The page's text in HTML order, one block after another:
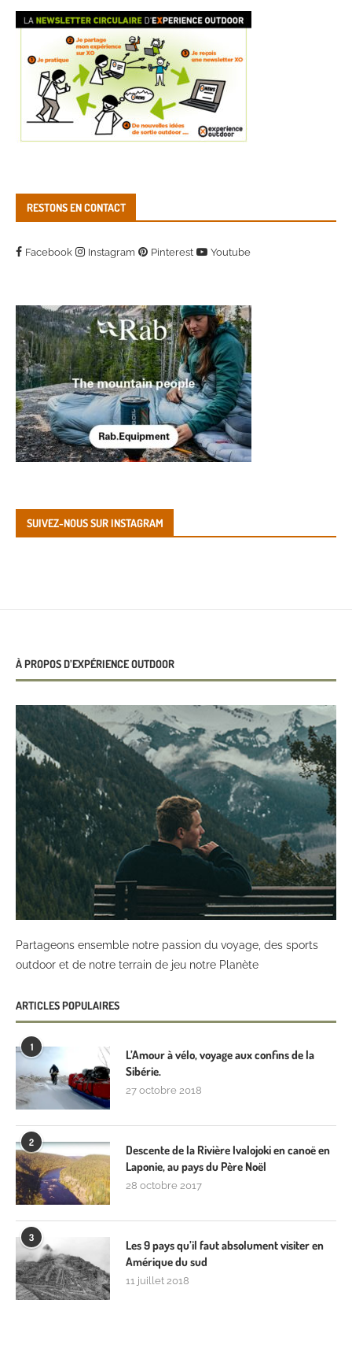
RESTONS EN CONTACT
Facebook Instagram Pinterest Youtube
SUIVEZ-NOUS SUR INSTAGRAM
À PROPOS D’EXPÉRIENCE OUTDOOR
Partageons ensemble notre passion du voyage, des sports
outdoor et de notre terrain de jeu notre Planète
ARTICLES POPULAIRES
1
L’Amour à vélo, voyage aux confins de la
Sibérie.
27 octobre 2018
2
Descente de la Rivière Ivalojoki en canoë en
Laponie, au pays du Père Noël
28 octobre 2017
3
Les 9 pays qu’il faut absolument visiter en
Amérique du sud
11 juillet 2018